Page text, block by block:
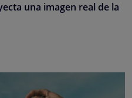
una imagen real de la